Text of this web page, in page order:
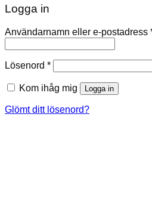
Logga in
Användarnamn eller e-postadress
Lösenord *
Kom ihåg mig Logga in
Glömt ditt lösenord?